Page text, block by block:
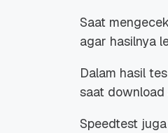
Saat
agar hasilnya
Dalam hasil
saat download
Speedtest